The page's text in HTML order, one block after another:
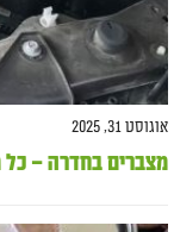
אוגוסט 31, 2025
מצברים בחדרה –